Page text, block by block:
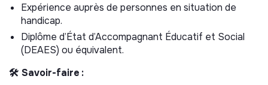
agréable.
Nous recrutons une équipe de professionnels engagés,
motivés et animés par des valeurs humaines fortes.
👀 Et si on se rencontrait en vrai ?
Expérience auprès de personnes en situation de
handicap.
Diplôme d’État d’Accompagnant Éducatif et Social
(DEAES) ou équivalent.
🛠 Savoir-faire :